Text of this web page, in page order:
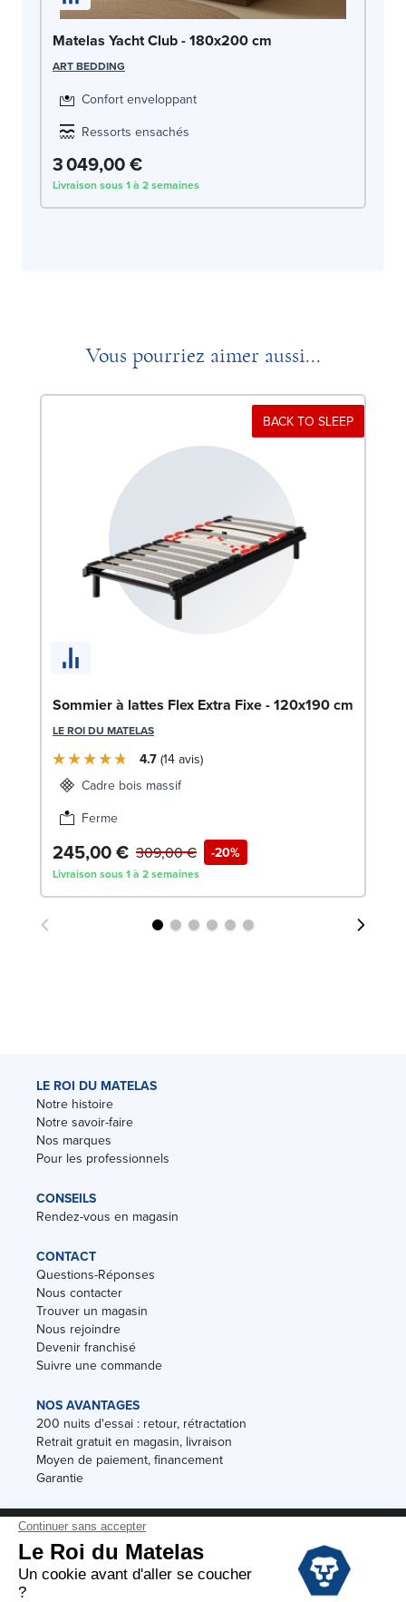
Matelas Yacht Club - 180x200 cm
ART BEDDING
Confort enveloppant
Ressorts ensachés
3 049,00 €
Livraison sous 1 à 2 semaines
Vous pourriez aimer aussi...
BACK TO SLEEP
Sommier à lattes Flex Extra Fixe - 120x190 cm
LE ROI DU MATELAS
4.7 14 avis
Cadre bois massif
Ferme
245,00 € -20%
309,00 €
Livraison sous 1 à 2 semaines
LE ROI DU MATELAS
Notre histoire
Notre savoir-faire
Nos marques
Pour les professionnels
CONSEILS
Rendez-vous en magasin
CONTACT
Questions-Réponses
Nous contacter
Trouver un magasin
Nous rejoindre
Devenir franchisé
Suivre une commande
NOS AVANTAGES
200 nuits d'essai : retour, rétractation
Retrait gratuit en magasin, livraison
Moyen de paiement, financement
Garantie
Conditions des offres
Black Friday
Destockage